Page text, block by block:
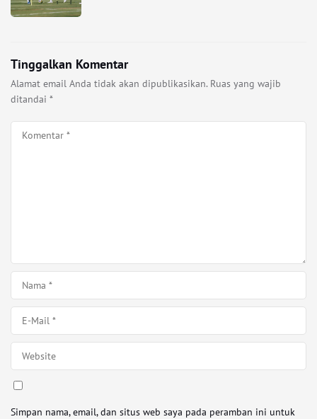
Tinggalkan Komentar
Alamat email Anda tidak akan dipublikasikan. Ruas yang wajib
ditandai *
Simpan nama, email, dan situs web saya pada peramban ini untuk